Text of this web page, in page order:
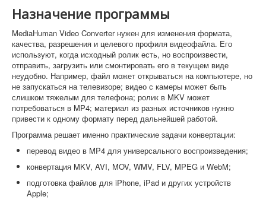
Назначение программы
MediaHuman Video Converter нужен для изменения формата,
качества, разрешения и целевого профиля видеофайла. Его
используют, когда исходный ролик есть, но воспроизвести,
отправить, загрузить или смонтировать его в текущем виде
неудобно. Например, файл может открываться на компьютере, но
не запускаться на телевизоре; видео с камеры может быть
слишком тяжелым для телефона; ролик в MKV может
потребоваться в MP4; материал из разных источников нужно
привести к одному формату перед дальнейшей работой.
Программа решает именно практические задачи конвертации:
перевод видео в MP4 для универсального воспроизведения;
конвертация MKV, AVI, MOV, WMV, FLV, MPEG и WebM;
подготовка файлов для iPhone, iPad и других устройств
Apple;